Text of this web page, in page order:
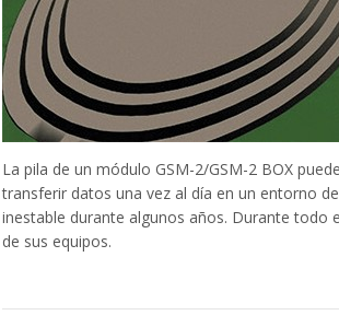
La pila de un módulo GSM-2/GSM-2 BOX
transferir datos una vez al día en un entorno
inestable durante algunos años. Durante todo
de sus equipos.